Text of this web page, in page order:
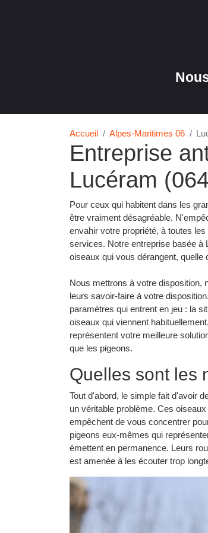
Accueil Alpes-Maritimes 06
Entreprise
Lucéram
Pour ceux qui habitent dans les
être vraiment désagréable.
envahir votre propriété, à toutes
services. Notre entreprise basée à
oiseaux qui vous dérangent, quelle
Nous mettrons à votre disposition,
leurs savoir-faire à votre
paramètres qui entrent en jeu : la
oiseaux qui viennent
représentent votre meilleure
que les pigeons.
Quelles sont les
Tout d'abord, le simple fait d'avoir
un véritable problème. Ces
empêchent de vous concentrer
pigeons eux-mêmes qui
émettent en permanence. Leurs
est amenée à les écouter trop